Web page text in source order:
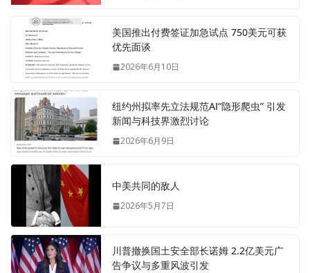
美国推出付费签证加急试点 750美元可获
优先面谈
2026年6月10日
纽约州拟率先立法规范AI“隐形爬虫” 引发
新闻与科技界激烈讨论
2026年6月9日
中美共同的敌人
2026年5月7日
川普撤换国土安全部长诺姆 2.2亿美元广
告争议与多重风波引发